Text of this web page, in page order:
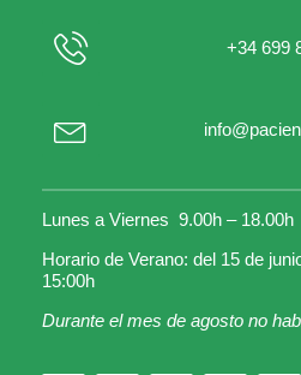
+34 699
Lunes a Viernes 9.00h – 18.00h
Horario de Verano: del 15 de
15:00h
Durante el mes de agosto no